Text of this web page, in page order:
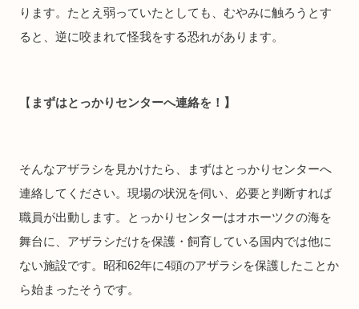
ります。たとえ弱っていたとしても、むやみに触ろうとす
ると、逆に咬まれて怪我をする恐れがあります。
【 まずはとっかりセンターへ連絡を！】
そんなアザラシを見かけたら、まずはとっかりセンターへ
連絡してください。現場の状況を伺い、必要と判断すれば
職員が出動します。とっかりセンターはオホーツクの海を
舞台に、アザラシだけを保護・飼育している国内では他に
ない施設です。昭和62年に4頭のアザラシを保護したことか
ら始まったそうです。